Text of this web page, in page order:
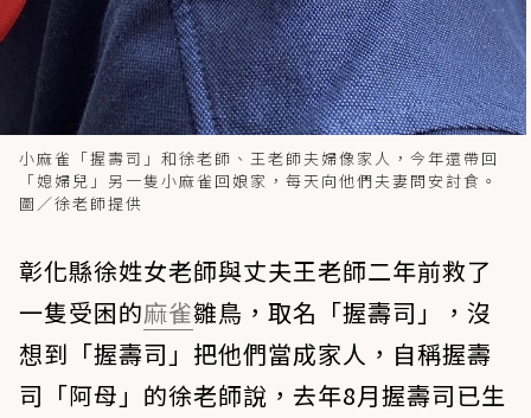
小麻雀「握壽司」和徐老師、王老師夫婦像家人，今年還帶回
「媳婦兒」另一隻小麻雀回娘家，每天向他們夫妻問安討食。
圖／徐老師提供
彰化縣徐姓女老師與丈夫王老師二年前救了
一隻受困的麻雀雛鳥，取名「握壽司」，沒
想到「握壽司」把他們當成家人，自稱握壽
司「阿母」的徐老師說，去年8月握壽司已生